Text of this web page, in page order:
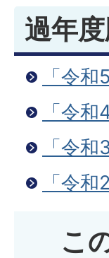
過年
「令
「令
「令
「令
こ